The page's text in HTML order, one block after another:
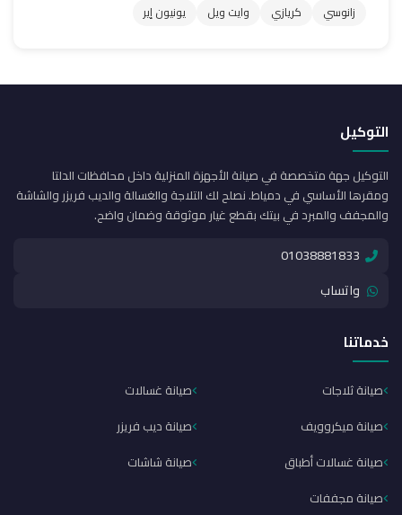
زانوسي
كريازي وايت ويل يونيون إير
التوكيل
التوكيل جهة متخصصة في صيانة الأجهزة المنزلية داخل محافظات الدلتا
ومقرها الأساسي في دمياط. نصلح لك التلاجة والغسالة والديب فريزر والشاشة
والمجفف والمبرد في بيتك بقطع غيار موثوقة وضمان واضح.
01038881833
واتساب
خدماتنا
صيانة ثلاجات
صيانة غسالات
صيانة ميكروويف
صيانة ديب فريزر
صيانة غسالات أطباق
صيانة شاشات
صيانة مجففات